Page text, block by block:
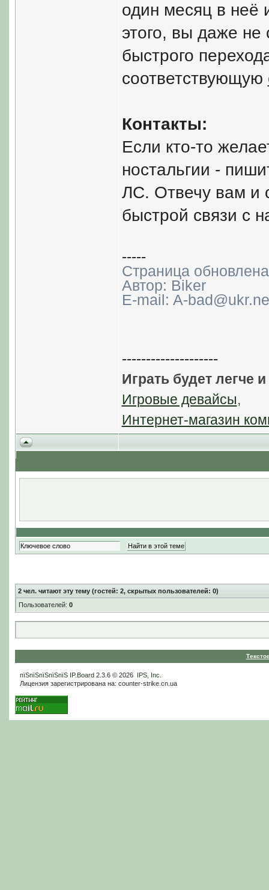
один месяц в неё
этого, вы даже
быстрого
соответствующую
Контакты:
Если кто-то
ностальгии -
ЛС. Отвечу вам и
быстрой связи с
-----
Страница
Автор: Biker
E-mail: A-
--------------------
Играть будет легче
Игровые девайсы,
Интернет-магазин
2чел. читают эту тему (гостей: 2, скрытых пользователей: 0)
Пользователей: 0
пїЅпїЅпїЅпїЅпїЅ IP.Board2.3.6 © 2026 IPS, Inc
Лицензия зарегистрирована на: counter-strike.cn.ua